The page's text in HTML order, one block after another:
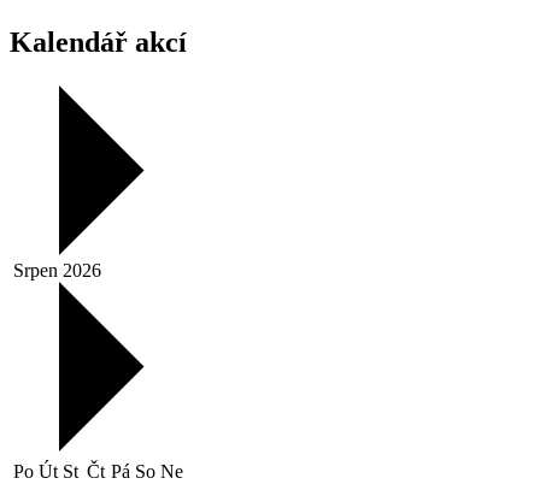
Kalendář akcí
Srpen 2026
Po Út St Čt Pá So Ne